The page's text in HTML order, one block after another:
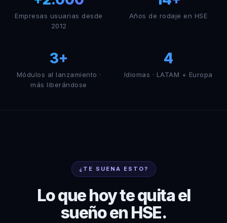
Empresas usuarias desde
2012
Años de rodaje en HSE
3+
Módulos al lanzamiento ·
más liberándose
4
Idiomas · LATAM + Europa
¿TE SUENA ESTO?
Lo que hoy te quita el
sueño en HSE.